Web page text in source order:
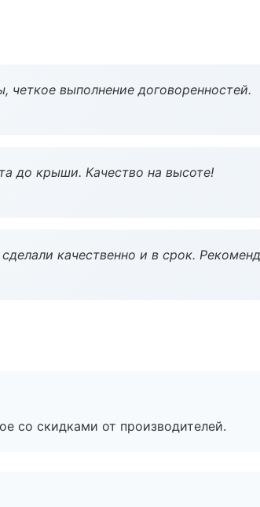
четкое выполнение договоренностей.
до крыши. Качество на высоте!
качественно и в срок.
со скидками от производителей.